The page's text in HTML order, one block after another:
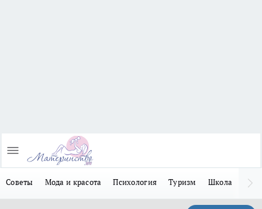
Советы Мода и красота Психология Туризм Школа